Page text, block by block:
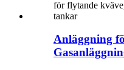
Anläggning